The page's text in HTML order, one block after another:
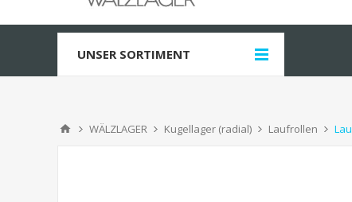
UNSER SORTIMENT
WÄLZLAGER Kugellager (radial) Laufrollen